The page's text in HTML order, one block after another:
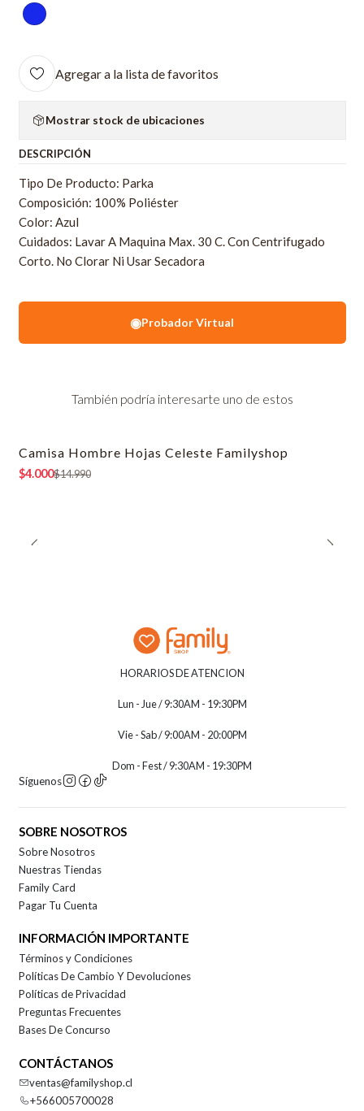
Agregar a la lista de favoritos
Mostrar stock de ubicaciones
DESCRIPCIÓN
Tipo De Producto: Parka
Composición: 100% Poliéster
Color: Azul
Cuidados: Lavar A Maquina Max. 30 C. Con Centrifugado
Corto. No Clorar Ni Usar Secadora
◉Probador Virtual
También podría interesarte uno de estos
-73% OFF
Camisa Hombre Hojas Celeste Familyshop
$4.000$14.990
HORARIOS DE ATENCION
Lun - Jue / 9:30AM - 19:30PM
Vie - Sab / 9:00AM - 20:00PM
Dom - Fest / 9:30AM - 19:30PM
Síguenos
SOBRE NOSOTROS
Sobre Nosotros
Nuestras Tiendas
Family Card
Pagar Tu Cuenta
INFORMACIÓN IMPORTANTE
Términos y Condiciones
Políticas De Cambio Y Devoluciones
Políticas de Privacidad
Preguntas Frecuentes
Bases De Concurso
CONTÁCTANOS
ventas@familyshop.cl
+566005700028